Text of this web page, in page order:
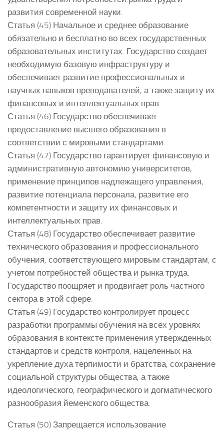
развития современной науки.
Статья (45) Начальное и среднее образование
обязательно и бесплатно во всех государственных
образовательных институтах. Государство создает
необходимую базовую инфраструктуру и
обеспечивает развитие профессиональных и
научных навыков преподавателей, а также защиту их
финансовых и интеллектуальных прав.
Статья (46) Государство обеспечивает
предоставление высшего образования в
соответствии с мировыми стандартами.
Статья (47) Государство гарантирует финансовую и
административную автономию университетов,
применение принципов надлежащего управления,
развитие потенциала персонала, развитие его
компетентности и защиту их финансовых и
интеллектуальных прав.
Статья (48) Государство обеспечивает развитие
технического образования и профессионального
обучения, соответствующего мировым стандартам, с
учетом потребностей общества и рынка труда.
Государство поощряет и продвигает роль частного
сектора в этой сфере.
Статья (49) Государство контролирует процесс
разработки программы обучения на всех уровнях
образования в контексте применения утвержденных
стандартов и средств контроля, нацеленных на
укрепление духа терпимости и братства, сохранение
социальной структуры общества, а также
идеологического, географического и догматического
разнообразия йеменского общества.
Статья (50) Запрещается использование